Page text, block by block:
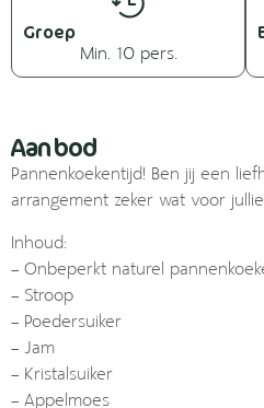
Groep
Min. 10 pers.
Aanbod
Pannenkoekentijd! Ben jij een
arrangement zeker wat voor
Inhoud:
– Onbeperkt naturel
– Stroop
– Poedersuiker
– Jam
– Kristalsuiker
– Appelmoes